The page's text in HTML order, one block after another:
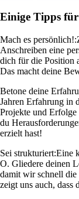
Einige Tipps
Mach es persönlich!:
Anschreiben eine
dich für die Position
Das macht deine
Betone deine
Jahren Erfahrung in
Projekte und
du
erzielt hast!
Sei strukturiert:Eine
O. Gliedere deinen
damit wir schnell
zeigt uns auch, dass